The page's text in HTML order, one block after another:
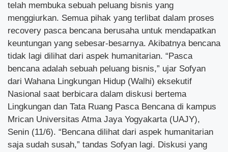
telah membuka sebuah peluang bisnis yang
menggiurkan. Semua pihak yang terlibat dalam proses
recovery pasca bencana berusaha untuk mendapatkan
keuntungan yang sebesar-besarnya. Akibatnya bencana
tidak lagi dilihat dari aspek humanitarian. “Pasca
bencana adalah sebuah peluang bisnis,” ujar Sofyan
dari Wahana Lingkungan Hidup (Walhi) eksekutif
Nasional saat berbicara dalam diskusi bertema
Lingkungan dan Tata Ruang Pasca Bencana di kampus
Mrican Universitas Atma Jaya Yogyakarta (UAJY),
Senin (11/6). “Bencana dilihat dari aspek humanitarian
saja sudah susah,” tandas Sofyan lagi. Diskusi yang